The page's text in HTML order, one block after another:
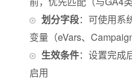
划分字段：可使用系
变量（eVars、Campaign
生效条件：设置完成
启用